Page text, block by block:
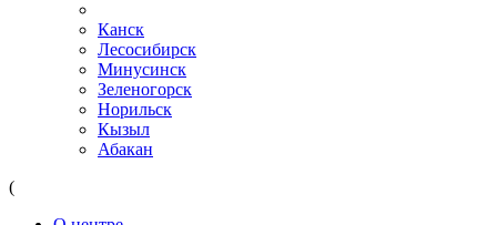
Канск
Лесосибирск
Минусинск
Зеленогорск
Норильск
Кызыл
Абакан
(